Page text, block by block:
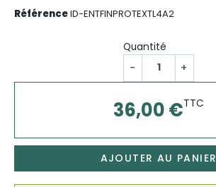
RéférenceID-ENTFINPROTEXTL4A2
Quantité
- +
36,00 €TTC
AJOUTER AU PANIER